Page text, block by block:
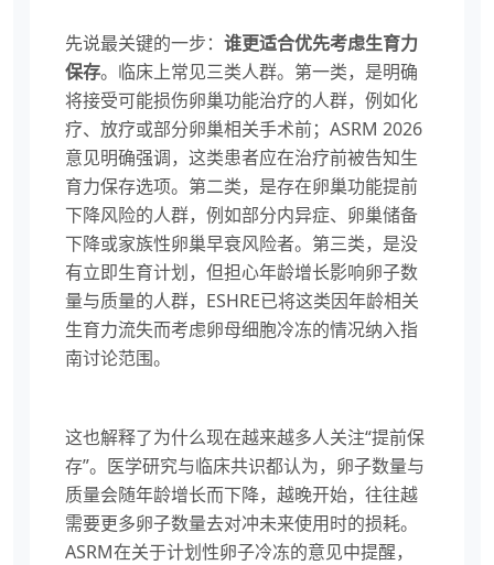
先说最关键的一步： 谁更适合优先考虑生育力
保存。临床上常见三类人群。第一类，是明确
将接受可能损伤卵巢功能治疗的人群，例如化
疗、放疗或部分卵巢相关手术前；ASRM 2026
意见明确强调，这类患者应在治疗前被告知生
育力保存选项。第二类，是存在卵巢功能提前
下降风险的人群，例如部分内异症、卵巢储备
下降或家族性卵巢早衰风险者。第三类，是没
有立即生育计划，但担心年龄增长影响卵子数
量与质量的人群，ESHRE已将这类因年龄相关
生育力流失而考虑卵母细胞冷冻的情况纳入指
南讨论范围。
这也解释了为什么现在越来越多人关注“提前保
存”。医学研究与临床共识都认为，卵子数量与
质量会随年龄增长而下降，越晚开始，往往越
需要更多卵子数量去对冲未来使用时的损耗。
ASRM在关于计划性卵子冷冻的意见中提醒，